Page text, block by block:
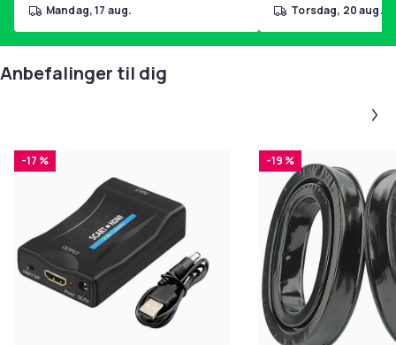
mandag, 17 aug. torsdag, 20 aug.
Anbefalinger til dig
-17 % -19 %